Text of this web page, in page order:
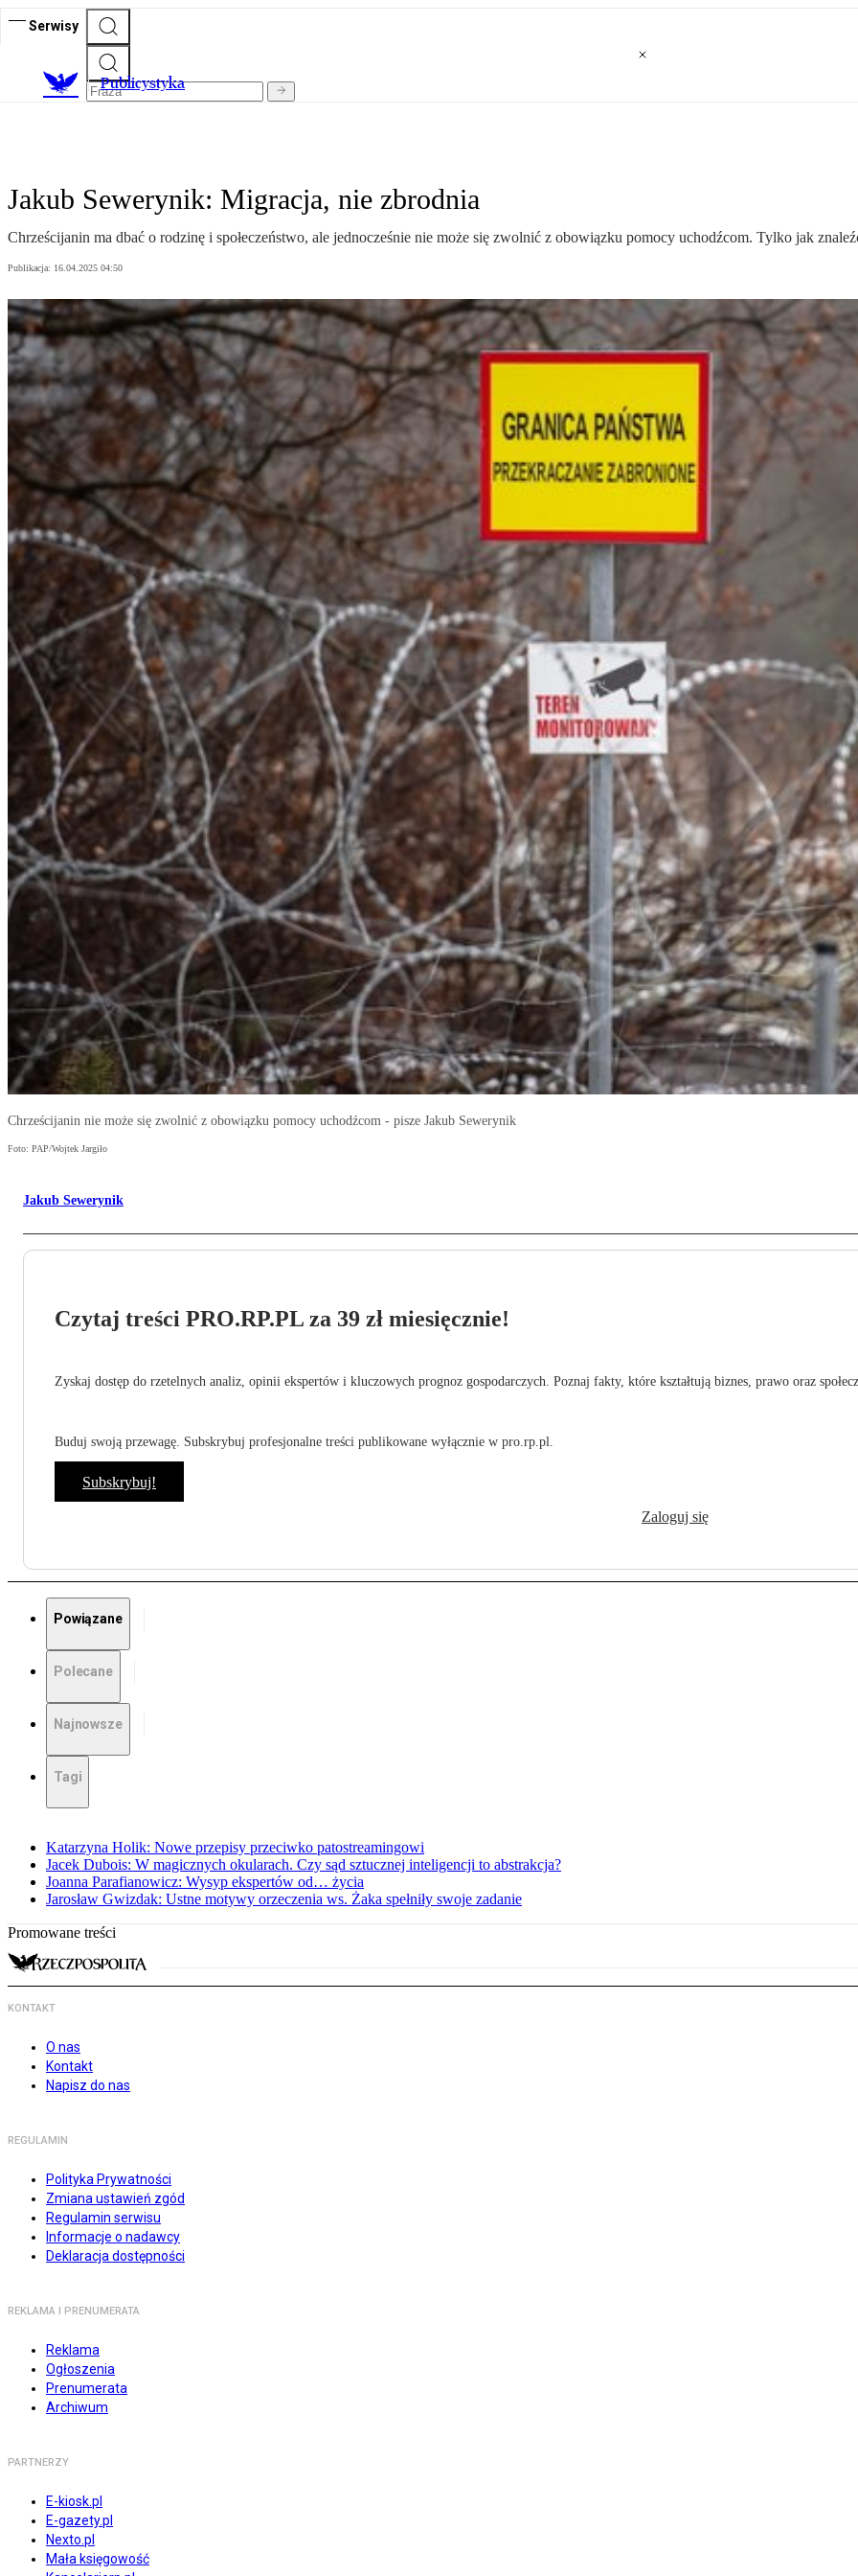
Serwisy
Publicystyka
Jakub Sewerynik: Migracja, nie zbrodnia
Chrześcijanin ma dbać o rodzinę i społeczeństwo, ale jednocześnie nie może się zwolnić z obowiązku pomocy uchodźcom. Tylko jak
Publikacja: 16.04.2025 04:50
Chrześcijanin nie może się zwolnić z obowiązku pomocy uchodźcom - pisze Jakub Sewerynik
Foto: PAP/Wojtek Jargiło
Jakub Sewerynik
Czytaj treści PRO.RP.PL za 39 zł miesięcznie!
Zyskaj dostęp do rzetelnych analiz, opinii ekspertów i kluczowych prognoz gospodarczych. Poznaj fakty, które kształtują biznes, prawo oraz
Buduj swoją przewagę. Subskrybuj profesjonalne treści publikowane wyłącznie w pro.rp.pl.
Subskrybuj!
Zaloguj się
Powiązane
Polecane
Najnowsze
Tagi
Katarzyna Holik: Nowe przepisy przeciwko patostreamingowi
Jacek Dubois: W magicznych okularach. Czy sąd sztucznej inteligencji to abstrakcja?
Joanna Parafianowicz: Wysyp ekspertów od… życia
Jarosław Gwizdak: Ustne motywy orzeczenia ws. Żaka spełniły swoje zadanie
Promowane treści
KONTAKT
O nas
Kontakt
Napisz do nas
REGULAMIN
Polityka Prywatności
Zmiana ustawień zgód
Regulamin serwisu
Informacje o nadawcy
Deklaracja dostępności
REKLAMA I PRENUMERATA
Reklama
Ogłoszenia
Prenumerata
Archiwum
PARTNERZY
E-kiosk.pl
E-gazety.pl
Nexto.pl
Mała księgowość